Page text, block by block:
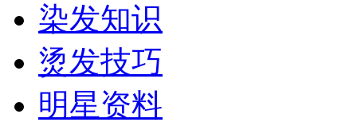
染发知识
烫发技巧
明星资料